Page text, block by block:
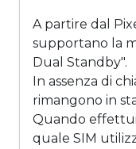
A partire dal
supportano la
Dual Standby".
In assenza di
rimangono in
Quando
quale SIM